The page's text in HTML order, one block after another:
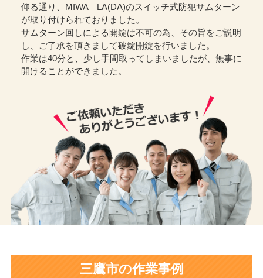
仰る通り、MIWA LA(DA)のスイッチ式防犯サムターン
が取り付けられておりました。
サムターン回しによる開錠は不可の為、その旨をご説明
し、ご了承を頂きまして破錠開錠を行いました。
作業は40分と、少し手間取ってしまいましたが、無事に
開けることができました。
三鷹市の作業事例